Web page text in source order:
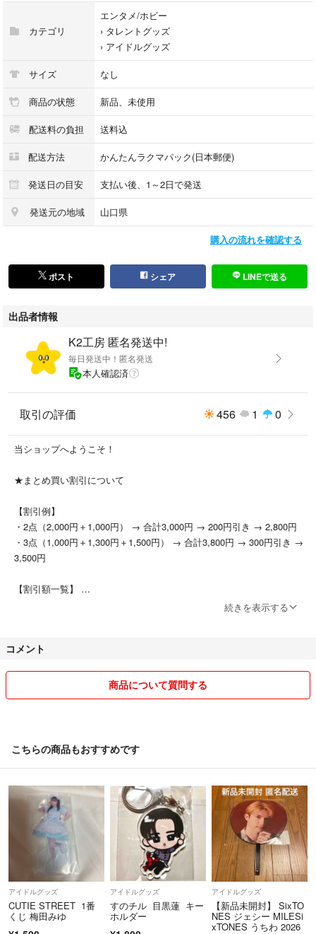
#TWS #シンユ #ドフン #ヨンジェ #ハンジン #ジフン #ギョンミン
#ペンライトアクリル #韩振 #TWSアクリル
#신유 #지훈 #영재 #한진 #동훈 #경민 #トゥアス
カテゴリ
エンタメ/ホビー
› タレントグッズ
› アイドルグッズ
サイズ なし
商品の状態 新品、未使用
配送料の負担 送料込
配送方法 かんたんラクマパック(日本郵便)
発送日の目安 支払い後、1～2日で発送
発送元の地域 山口県
購入の流れを確認する
ポスト シェア LINEで送る
出品者情報
K2工房 匿名発送中!
毎日発送中！匿名発送
本人確認済
取引の評価 456 1 0
当ショップへようこそ！
★まとめ買い割引について
【割引例】
・2点（2,000円＋1,000円） → 合計3,000円 → 200円引き → 2,800円
・3点（1,000円＋1,300円＋1,500円） → 合計3,800円 → 300円引き →
3,500円
【割引額一覧】
5個 → 500円引き
・匿名配送、丁寧な防水対策をして発送いたします。
・沖縄から発送いたします。
続きを表示する
コメント
商品について質問する
こちらの商品もおすすめです
アイドルグッズ
CUTIE STREET 1番
くじ 梅田みゆ
アイドルグッズ
すのチル 目黒蓮 キー
ホルダー
アイドルグッズ
【新品未開封】 SixTO
NES ジェシー MILESi
xTONES うちわ 2026